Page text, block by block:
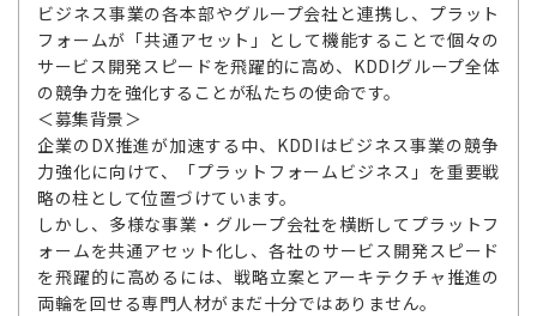
ビジネス事業の各本部やグループ会社と連携し、プラット
フォームが「共通アセット」として機能することで個々の
サービス開発スピードを飛躍的に高め、KDDIグループ全体
の競争力を強化することが私たちの使命です。
＜募集背景＞
企業のDX推進が加速する中、KDDIはビジネス事業の競争
力強化に向けて、「プラットフォームビジネス」を重要戦
略の柱として位置づけています。
しかし、多様な事業・グループ会社を横断してプラットフ
ォームを共通アセット化し、各社のサービス開発スピード
を飛躍的に高めるには、戦略立案とアーキテクチャ推進の
両輪を回せる専門人材がまだ十分ではありません。